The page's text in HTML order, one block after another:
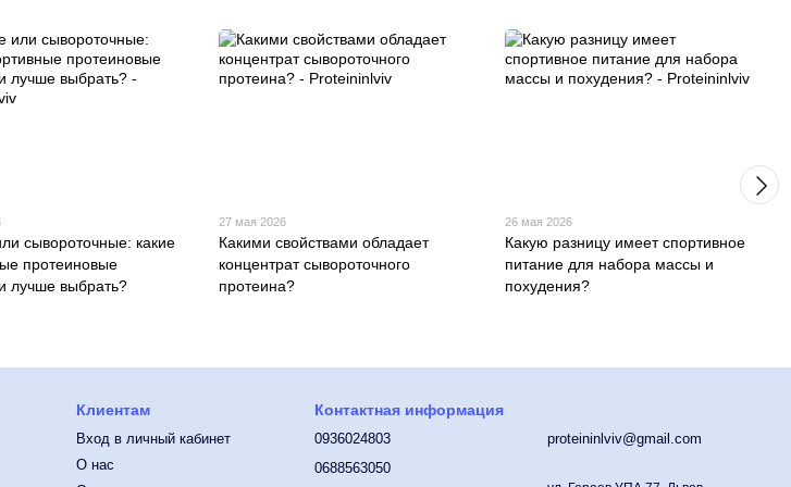
сывороточные: какие
протеиновые
лучше выбрать?
27 мая 2026
Какими свойствами обладает
концентрат сывороточного
протеина?
26 мая 2026
Какую разницу имеет спортивное
питание для набора массы и
похудения?
Клиентам
Вход в личный кабинет
О нас
Контактная информация
0936024803
0688563050
proteininlviv@gmail.com